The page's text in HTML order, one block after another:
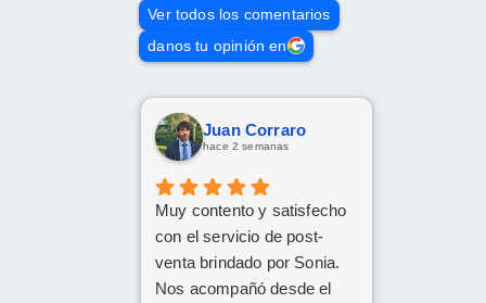
Ver todos los comentarios
danos tu opinión en
Juan Corraro
hace 2 semanas
Muy contento y satisfecho
con el servicio de post-
venta brindado por Sonia.
Nos acompañó desde el